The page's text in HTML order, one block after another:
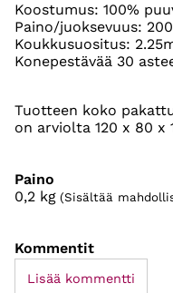
Koostumus: 100%
Paino/juoksevuus:
Koukkusuositus:
Konepestävää 30
Tuotteen koko
on arviolta 120 x 80 x
Paino
0,2 kg (Sisältää
Kommentit
Lisää kommentti